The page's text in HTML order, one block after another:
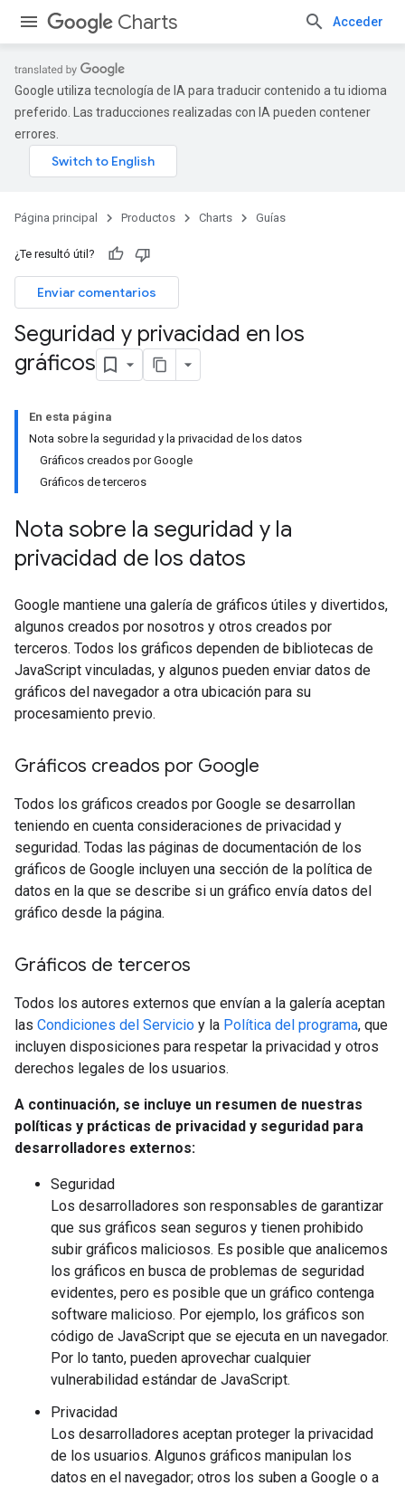
Charts Acceder
Google utiliza tecnología de IA para traducir contenido a tu idioma
preferido. Las traducciones realizadas con IA pueden contener
errores.
Página principal Productos Charts Guías
¿Te resultó útil?
Enviar comentarios
Seguridad y privacidad en los
gráficos
En esta página
Nota sobre la seguridad y la privacidad de los datos
Gráficos creados por Google
Gráficos de terceros
Nota sobre la seguridad y la
privacidad de los datos
Google mantiene una galería de gráficos útiles y divertidos,
algunos creados por nosotros y otros creados por
terceros. Todos los gráficos dependen de bibliotecas de
JavaScript vinculadas, y algunos pueden enviar datos de
gráficos del navegador a otra ubicación para su
procesamiento previo.
Gráficos creados por Google
Todos los gráficos creados por Google se desarrollan
teniendo en cuenta consideraciones de privacidad y
seguridad. Todas las páginas de documentación de los
gráficos de Google incluyen una sección de la política de
datos en la que se describe si un gráfico envía datos del
gráfico desde la página.
Gráficos de terceros
Todos los autores externos que envían a la galería aceptan
las Condiciones del Servicio y la Política del programa, que
incluyen disposiciones para respetar la privacidad y otros
derechos legales de los usuarios.
A continuación, se incluye un resumen de nuestras
políticas y prácticas de privacidad y seguridad para
desarrolladores externos:
Seguridad
Los desarrolladores son responsables de garantizar
que sus gráficos sean seguros y tienen prohibido
subir gráficos maliciosos. Es posible que analicemos
los gráficos en busca de problemas de seguridad
evidentes, pero es posible que un gráfico contenga
software malicioso. Por ejemplo, los gráficos son
código de JavaScript que se ejecuta en un navegador.
Por lo tanto, pueden aprovechar cualquier
vulnerabilidad estándar de JavaScript.
Privacidad
Los desarrolladores aceptan proteger la privacidad
de los usuarios. Algunos gráficos manipulan los
datos en el navegador; otros los suben a Google o a